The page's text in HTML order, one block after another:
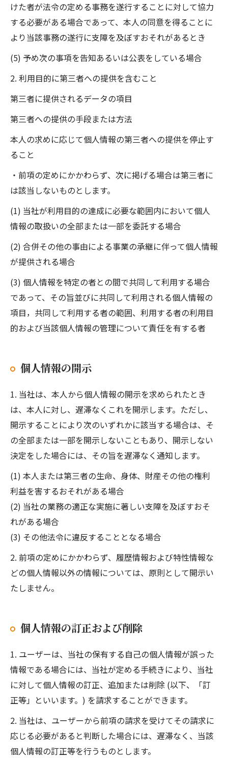
けた者が法令の定める事務を遂行することに対して協力
する必要がある場合であって、本人の同意を得ることに
より当該事務の遂行に支障を及ぼすおそれがあるとき
(5) 予め次の事項を告知あるいは公表をしている場合
2. 利用目的に第三者への提供を含むこと
第三者に提供されるデータの項目
第三者への提供の手段または方法
本人の求めに応じて個人情報の第三者への提供を停止す
ること
・前項の定めにかかわらず、次に掲げる場合は第三者に
は該当しないものとします。
(1) 当社が利用目的の達成に必要な範囲内において個人
情報の取扱いの全部または一部を委託する場合
(2) 合併その他の事由による事業の承継に伴って個人情報
が提供される場合
(3) 個人情報を特定の者との間で共同して利用する場合
であって、その旨並びに共同して利用される個人情報の
項目，共同して利用する者の範囲、利用する者の利用目
的および当該個人情報の管理について責任を有する者
個人情報の開示
1. 当社は、本人から個人情報の開示を求められたとき
は、本人に対し、遅滞なくこれを開示します。ただし、
開示することにより次のいずれかに該当する場合は、そ
の全部または一部を開示しないこともあり、開示しない
決定をした場合には、その旨を遅滞なく通知します。
(1) 本人または第三者の生命、身体、財産その他の権利
利益を害するおそれがある場合
(2) 当社の業務の適正な実施に著しい支障を及ぼすおそ
れがある場合
(3) その他法令に違反することとなる場合
2. 前項の定めにかかわらず、履歴情報および特性情報な
どの個人情報以外の情報については、原則として開示い
たしません。
個人情報の訂正および削除
1. ユーザーは、当社の保有する自己の個人情報が誤った
情報である場合には、当社が定める手続きにより、当社
に対して個人情報の訂正、追加または削除 (以下、「訂
正等」といいます。) を請求することができます。
2. 当社は、ユーザーから前項の請求を受けてその請求に
応じる必要があると判断した場合には、遅滞なく、当該
個人情報の訂正等を行うものとします。